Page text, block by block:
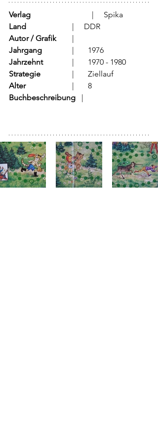
Verlag
			  |     Spika
Land
			  |     DDR
Autor / Grafik
Jahrgang
		  |	1976
Jahrzehnt
		  |	1970 - 1980
Strategie
		  |	Ziellauf
Alter
			  |	8
Buchbeschreibung